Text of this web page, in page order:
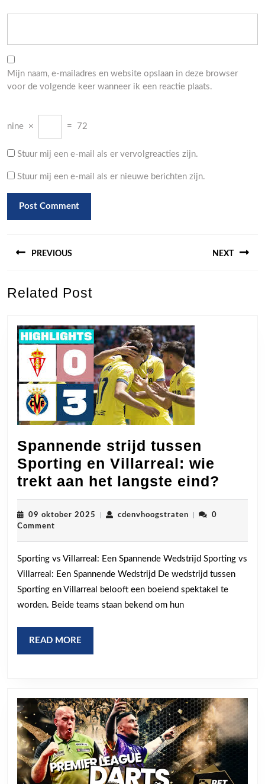
Mijn naam, e-mailadres en website opslaan in deze browser
voor de volgende keer wanneer ik een reactie plaats.
nine × = 72
Stuur mij een e-mail als er vervolgreacties zijn.
Stuur mij een e-mail als er nieuwe berichten zijn.
PREVIOUS
post:
NEXT
Related Post
Spannende strijd tussen
Sporting en Villarreal: wie
trekt aan het langste eind?
strijd
en
wie
09 oktober 2025 09
cdenvhoogstratencdenvhoogstraten
0
Comment
Sporting vs Villarreal: Een Spannende Wedstrijd Sporting vs
Villarreal: Een Spannende Wedstrijd De wedstrijd tussen
Sporting en Villarreal belooft een boeiend spektakel te
worden. Beide teams staan bekend om hun
READ MORE
MORE